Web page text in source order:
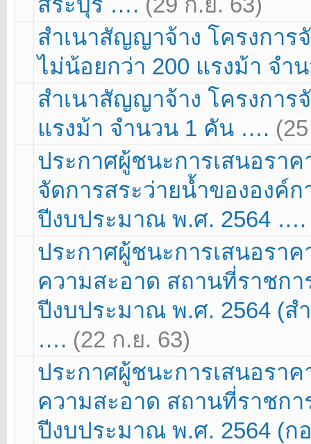
สำเนาสัญญาจ้าง โครงกา
ไม่น้อยกว่า 200 แรงม้า จ
สำเนาสัญญาจ้าง โครงกา
แรงม้า จำนวน 1 คัน ….
ประกาศผู้ชนะการเสนอราค
จัดการสระว่ายน้ำขององค์
ปีงบประมาณ พ.ศ. 2564
ประกาศผู้ชนะการเสนอราค
ความสะอาด สถานที่ราชกา
ปีงบประมาณ พ.ศ. 2564 (ส
…. (22 ก.ย. 63)
ประกาศผู้ชนะการเสนอราค
ความสะอาด สถานที่ราชกา
ปีงบประมาณ พ.ศ. 2564 (ก